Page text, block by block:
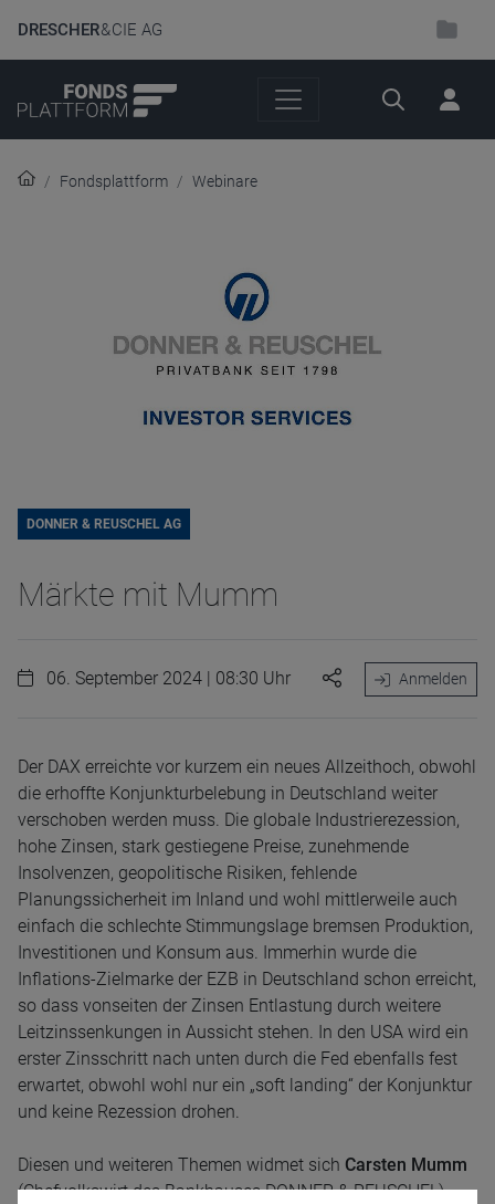
DRESCHER& CIE AG
Suche
Fondsplattform Webinare
DONNER & REUSCHEL AG
Märkte mit Mumm
06. September 2024 | 08:30 Uhr Anmelden
Der DAX erreichte vor kurzem ein neues Allzeithoch, obwohl
die erhoffte Konjunkturbelebung in Deutschland weiter
verschoben werden muss. Die globale Industrierezession,
hohe Zinsen, stark gestiegene Preise, zunehmende
Insolvenzen, geopolitische Risiken, fehlende
Planungssicherheit im Inland und wohl mittlerweile auch
einfach die schlechte Stimmungslage bremsen Produktion,
Investitionen und Konsum aus. Immerhin wurde die
Inflations-Zielmarke der EZB in Deutschland schon erreicht,
so dass vonseiten der Zinsen Entlastung durch weitere
Leitzinssenkungen in Aussicht stehen. In den USA wird ein
erster Zinsschritt nach unten durch die Fed ebenfalls fest
erwartet, obwohl wohl nur ein „soft landing“ der Konjunktur
und keine Rezession drohen.
Diesen und weiteren Themen widmet sich Carsten Mumm
(Chefvolkswirt des Bankhauses DONNER & REUSCHEL)